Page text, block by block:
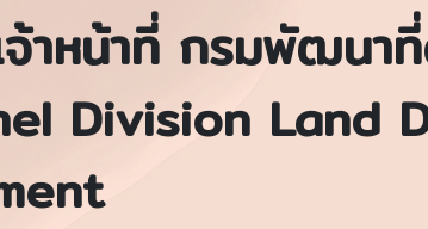
จ้าหน้าที่ กรมพัฒนา
Division Land